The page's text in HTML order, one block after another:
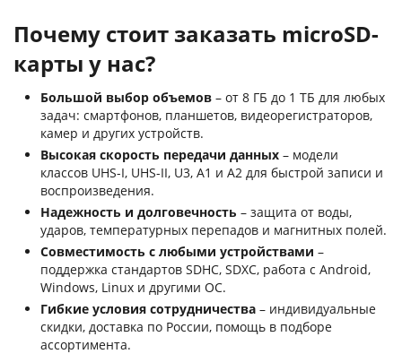
Почему стоит заказать microSD-
карты у нас?
Большой выбор объемов – от 8 ГБ до 1 ТБ для любых
задач: смартфонов, планшетов, видеорегистраторов,
камер и других устройств.
Высокая скорость передачи данных – модели
классов UHS-I, UHS-II, U3, A1 и A2 для быстрой записи и
воспроизведения.
Надежность и долговечность – защита от воды,
ударов, температурных перепадов и магнитных полей.
Совместимость с любыми устройствами –
поддержка стандартов SDHC, SDXC, работа с Android,
Windows, Linux и другими ОС.
Гибкие условия сотрудничества – индивидуальные
скидки, доставка по России, помощь в подборе
ассортимента.